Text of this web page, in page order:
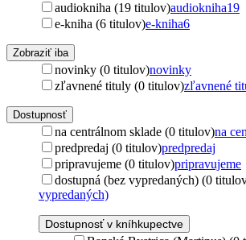
audiokniha (19 titulov)audiokniha19
e-kniha (6 titulov)e-kniha6
Zobraziť iba
novinky (0 titulov)novinky
zľavnené tituly (0 titulov)zľavnené
Dostupnosť
na centrálnom sklade (0 titulov)na
predpredaj (0 titulov)predpredaj
pripravujeme (0 titulov)pripravujeme
dostupná (bez vypredaných) (0
vypredaných)
Dostupnosť v kníhkupectve